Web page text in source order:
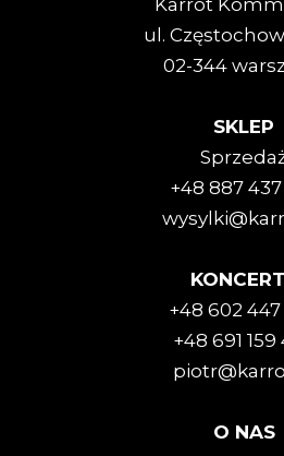
Karrot
ul.
02-344
SKLEP
+48 887
+48 602 447
+48 691 159
O NAS